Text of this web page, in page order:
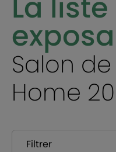
La
Salon
Home
Filtrer